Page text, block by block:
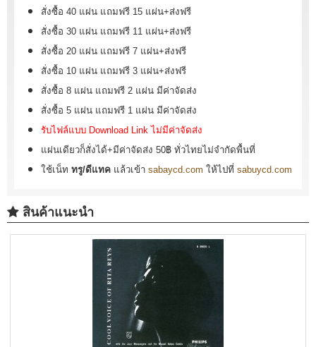
สั่งซื้อ 40 แผ่น แถมฟรี 15 แผ่น+ส่งฟรี
สั่งซื้อ 30 แผ่น แถมฟรี 11 แผ่น+ส่งฟรี
สั่งซื้อ 20 แผ่น แถมฟรี 7 แผ่น+ส่งฟรี
สั่งซื้อ 10 แผ่น แถมฟรี 3 แผ่น+ส่งฟรี
สั่งซื้อ 8 แผ่น แถมฟรี 2 แผ่น มีค่าจัดส่ง
สั่งซื้อ 5 แผ่น แถมฟรี 1 แผ่น มีค่าจัดส่ง
รับไฟล์แบบ Download Link ไม่มีค่าจัดส่ง
แผ่นเดียวก็สั่งได้+มีค่าจัดส่ง 50฿ ทั่วไทยไม่จำกัดพื้นที่
ใช้เน็ท ทรู/ดีแทค แล้วเข้า sabaycd.com ให้ไปที่ sabuycd.com
สินค้าแนะนำ